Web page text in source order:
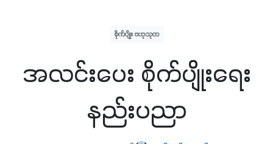
စိုက်ပျိုး ဗဟုသုတ
အလင်းပေး စိုက်ပျိုးရေး
နည်းပညာ